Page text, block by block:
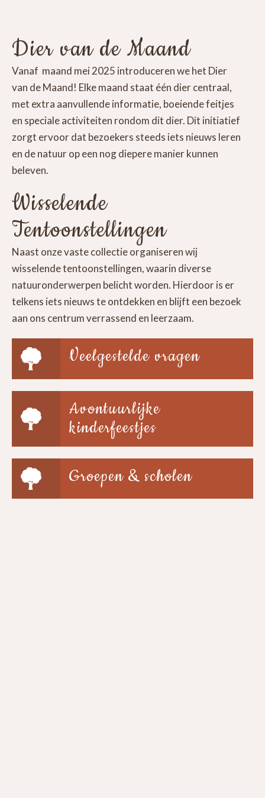
Dier van de Maand
Vanaf maand mei 2025 introduceren we het Dier
van de Maand! Elke maand staat één dier centraal,
met extra aanvullende informatie, boeiende feitjes
en speciale activiteiten rondom dit dier. Dit initiatief
zorgt ervoor dat bezoekers steeds iets nieuws leren
en de natuur op een nog diepere manier kunnen
beleven.
Wisselende
Tentoonstellingen
Naast onze vaste collectie organiseren wij
wisselende tentoonstellingen, waarin diverse
natuuronderwerpen belicht worden. Hierdoor is er
telkens iets nieuws te ontdekken en blijft een bezoek
aan ons centrum verrassend en leerzaam.
Veelgestelde vragen
Avontuurlijke
kinderfeestjes
Groepen & scholen